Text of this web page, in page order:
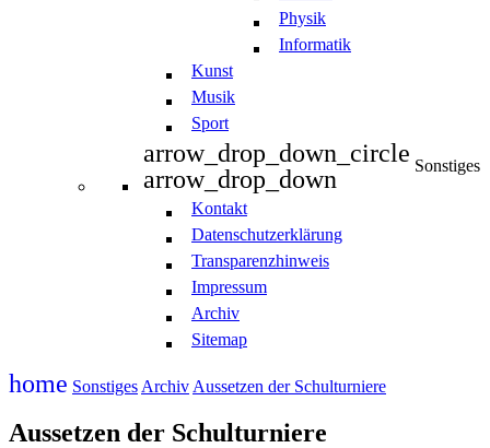
Physik
Informatik
Kunst
Musik
Sport
arrow_drop_down_circle
arrow_drop_down
Sonstiges
Kontakt
Datenschutzerklärung
Transparenzhinweis
Impressum
Archiv
Sitemap
home Sonstiges Archiv Aussetzen der Schulturniere
Aussetzen der Schulturniere